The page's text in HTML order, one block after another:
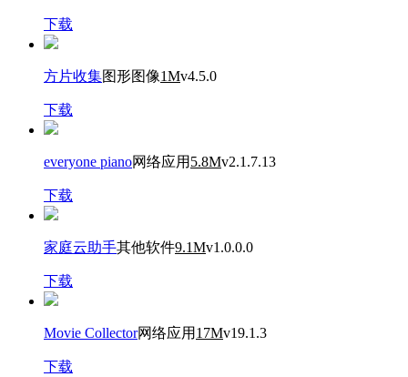
下载
方片收集图形图像1Mv4.5.0
下载
everyone piano网络应用 5.8Mv2.1.7.13
下载
家庭云助手其他软件9.1Mv1.0.0.0
下载
Movie Collector网络应用 17Mv19.1.3
下载